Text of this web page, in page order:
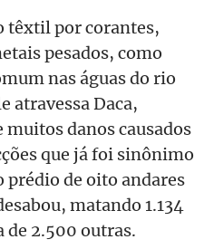
têxtil por corantes,
pesados, como
nas águas do rio
atravessa Daca,
danos causados
que já foi sinônimo
prédio de oito andares
matando 1.134
de 2.500 outras.